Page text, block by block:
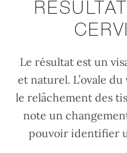
Le résultat est un
et naturel. L’ovale
le relâchement des
note un
pouvoir identifier